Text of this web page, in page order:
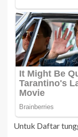
Untuk Daftar